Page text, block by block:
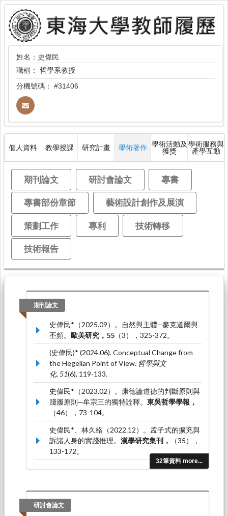
姓名：史偉民
職稱： 哲學系教授
分機號碼： #31406
個人資料 教學授課 研究計畫 學術著作 學術活動及
獲獎
學術服務與
產學互動
期刊論文 研討會論文 專書
專書部份章節 藝術設計創作及展演
策劃工作 專利 技術轉移
技術報告
期刊論文
32筆資料 more...
史偉民*（2025.09）。自然與主體─麥克道爾與
丕頻。 歐美研究，55 （3），325-372。
(史偉民)* (2024.06). Conceptual Change from
the Hegelian Point of View. 哲學與文
化, 51(6), 119-133.
史偉民*（2023.02）。康德論道德的判斷原則與
踐履原則─牟宗三的獨特詮釋。 東吳哲學學報，
（46），73-104。
史偉民*、林久絡（2022.12）。孟子式的擴充與
訴諸人身的實踐推理。 漢學研究集刊，
（35），
133-172。
(史偉民)* (2022.12). A Curious Case of Cultural
Philosophy through Contemporary Neo-
Confucianism.
142.
研討會論文